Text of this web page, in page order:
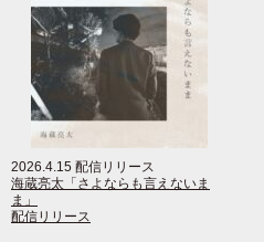
2026.4.15 配信リリース
海蔵亮太「さよならも言えないま
ま」
配信リリース